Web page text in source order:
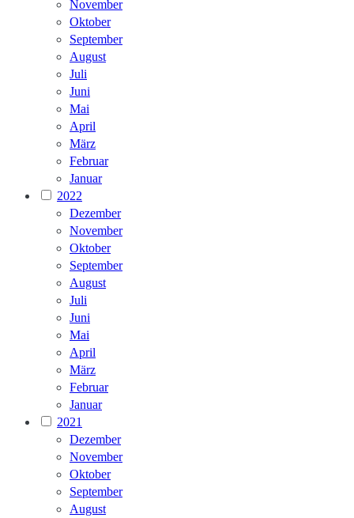
November
Oktober
September
August
Juli
Juni
Mai
April
März
Februar
Januar
2022
Dezember
November
Oktober
September
August
Juli
Juni
Mai
April
März
Februar
Januar
2021
Dezember
November
Oktober
September
August